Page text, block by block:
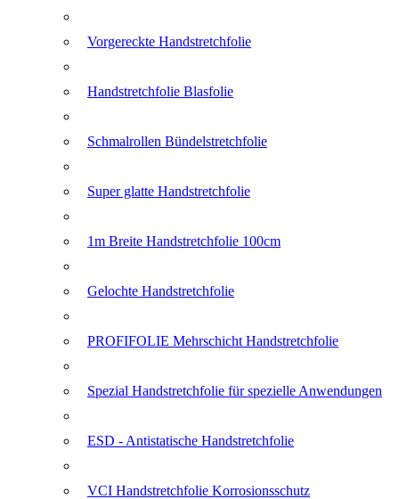
Vorgereckte Handstretchfolie
Handstretchfolie Blasfolie
Schmalrollen Bündelstretchfolie
Super glatte Handstretchfolie
1m Breite Handstretchfolie 100cm
Gelochte Handstretchfolie
PROFIFOLIE Mehrschicht Handstretchfolie
Spezial Handstretchfolie für spezielle Anwendungen
ESD - Antistatische Handstretchfolie
VCI Handstretchfolie Korrosionsschutz